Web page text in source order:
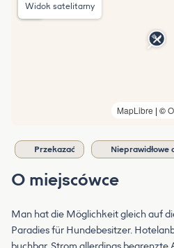
MapLibre | ©
Widok satelitarny
Przekazać Nieprawidłowe
O miejscówce
Man hat die Möglichkeit gleich auf
Paradies für Hundebesitzer.